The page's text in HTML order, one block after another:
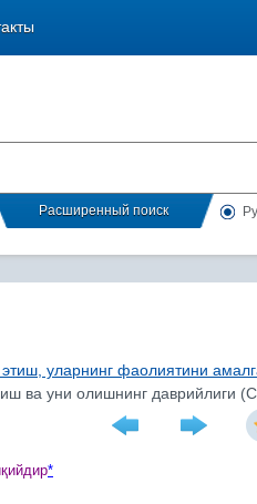
Расширенный поиск
уларнинг фаолиятини
ва уни олишнинг даврийлиги
қийдир*